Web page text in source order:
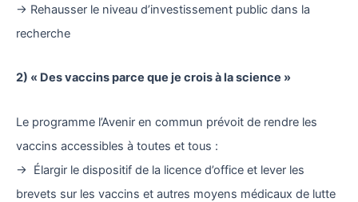
→ Rehausser le niveau d’investissement public dans la
recherche
2) « Des vaccins parce que je crois à la science »
Le programme l’Avenir en commun prévoit de rendre les
vaccins accessibles à toutes et tous :
→ Élargir le dispositif de la licence d’office et lever les
brevets sur les vaccins et autres moyens médicaux de lutte